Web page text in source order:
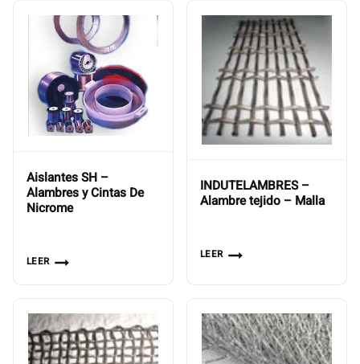
Aislantes SH –
Alambres y Cintas De
Nicrome
LEER
INDUTELAMBRES –
Alambre tejido – Malla
LEER